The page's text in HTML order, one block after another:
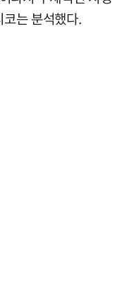
는 분석했다.